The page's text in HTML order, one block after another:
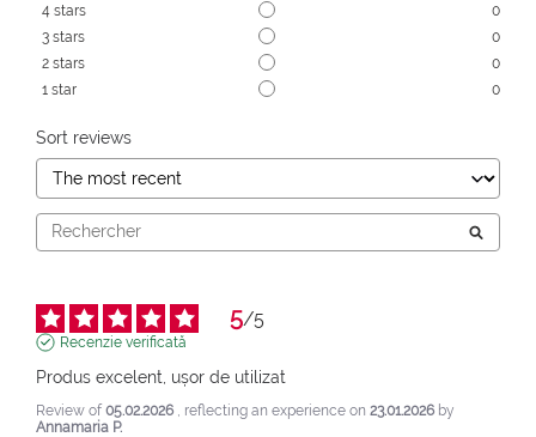
4 stars
0
3 stars
0
2 stars
0
1 star 0
Sort reviews
5/5
Recenzie verificată
Produs excelent, ușor de utilizat
Review of05.02.2026 , reflecting an experience on 23.01.2026 by
Annamaria P.